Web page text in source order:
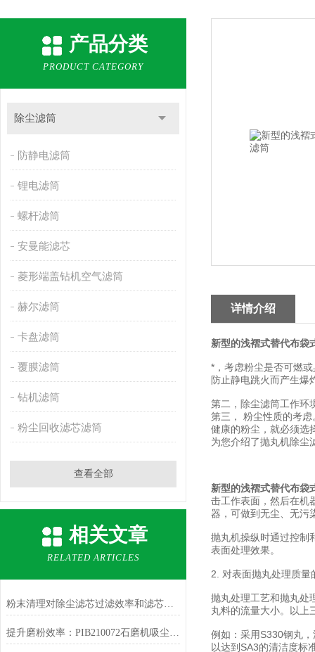
产品分类
PRODUCT CATEGORY
除尘滤筒
防静电滤筒
锂电滤筒
螺杆滤筒
安曼能滤芯
菱形端盖钻机空气滤筒
赫尔滤筒
卡盘滤筒
覆膜滤筒
钻机滤筒
粉尘回收滤芯滤筒
查看全部
相关文章
RELATED ARTICLES
粉末清理对除尘滤芯过滤效率和滤芯寿命的影响
提升磨粉效率：PIB210072石磨机吸尘滤芯的关键作用
详情介绍
新型的浅褶式替代布袋
*，考虑粉尘是否可燃
防止静电跳火而产生爆
第二，除尘滤筒工作环
第三， 粉尘性质的考
健康的粉尘，就必须选
为您介绍了抛丸机除尘
新型的浅褶式替代布袋
击工作表面，然后在机
器，可做到无尘、无污
抛丸机操纵时通过控制
表面处理效果。
2. 对表面抛丸处理质量
抛丸处理工艺和抛丸处
丸料的流量大小。以上
例如：采用S330钢丸
以达到SA3的清洁度标